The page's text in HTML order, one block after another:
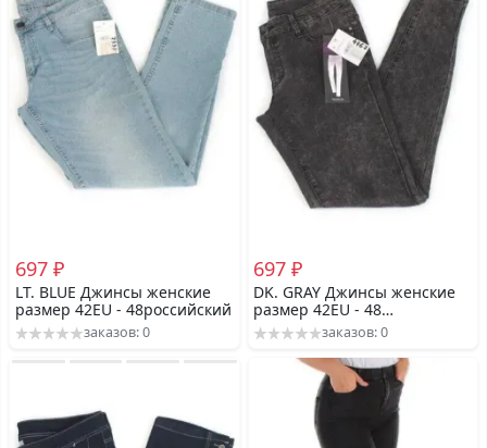
697 ₽
LT. BLUE Джинсы женские
размер 42EU - 48российский
заказов: 0
697 ₽
DK. GRAY Джинсы женские
размер 42EU - 48
российскийзаказов: 0